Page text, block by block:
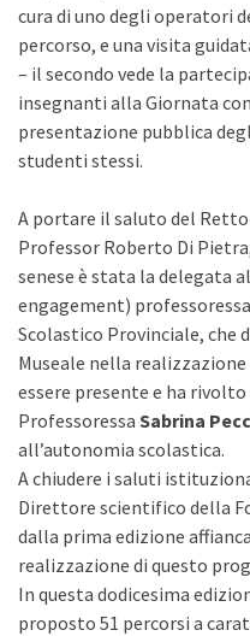
cura di uno degli operatori
percorso, e una visita
– il secondo vede la
insegnanti alla Giornata
presentazione pubblica
studenti stessi.
A portare il saluto del
Professor Roberto Di
senese è stata la delegata
engagement) professoressa
Scolastico Provinciale, che
Museale nella
essere presente e ha
Professoressa Sabrina
all’autonomia scolastica.
A chiudere i saluti
Direttore scientifico della
dalla prima edizione
realizzazione di questo
In questa dodicesima
proposto 51 percorsi a